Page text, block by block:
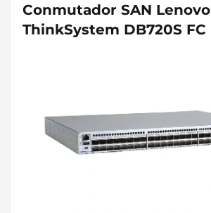
Conmutador SAN Lenovo
ThinkSystem DB720S FC